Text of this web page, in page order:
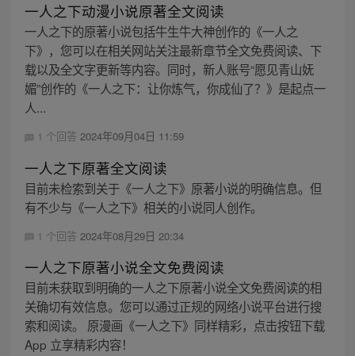
一人之下动漫小说原著全文阅读
一人之下的原著小说包括牛生牛大神创作的《一人之
下》，您可以在相关网站关注最新章节全文免费阅读、下
载以及全文字更新等内容。同时，新人账号“愿见青山妩
媚”创作的《一人之下：让你炼气，你成仙了？》是起点一
人...
1 个回答 2024年09月04日 11:59
一人之下原著全文阅读
目前未检索到关于《一人之下》原著小说的明确信息。但
有不少与《一人之下》相关的小说同人创作。
1 个回答 2024年08月29日 20:34
一人之下原著小说全文免费阅读
目前未获取到明确的一人之下原著小说全文免费阅读的相
关确切有效信息。您可以通过正规的网络小说平台进行搜
索和阅读。 原漫画《一人之下》同样精彩，点击按钮下载
App 立享精彩内容！